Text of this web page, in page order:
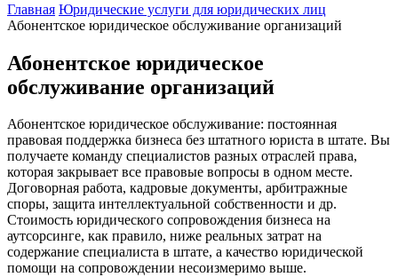
Главная Юридические услуги для юридических лиц
Абонентское юридическое обслуживание организаций
Абонентское юридическое
обслуживание организаций
Абонентское юридическое обслуживание: постоянная
правовая поддержка бизнеса без штатного юриста в штате. Вы
получаете команду специалистов разных отраслей права,
которая закрывает все правовые вопросы в одном месте.
Договорная работа, кадровые документы, арбитражные
споры, защита интеллектуальной собственности и др.
Стоимость юридического сопровождения бизнеса на
аутсорсинге, как правило, ниже реальных затрат на
содержание специалиста в штате, а качество юридической
помощи на сопровождении несоизмеримо выше.